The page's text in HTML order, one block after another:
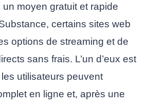
moyen gratuit et rapide
certains sites web
options de streaming et de
sans frais. L’un d’eux est
les utilisateurs peuvent
en ligne et, après une